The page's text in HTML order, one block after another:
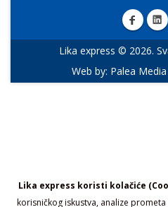
Lika express koristi kolačiće
korisničkog iskustva, analize
Lika express © 2026.
Web by: Palea Media